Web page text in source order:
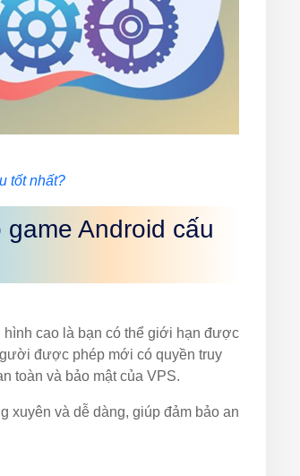
tốt nhất?
Android cấu
hình cao là bạn có thể giới hạn được
được phép mới có quyền truy
toàn và bảo mật của VPS.
xuyên và dễ dàng, giúp đảm bảo an